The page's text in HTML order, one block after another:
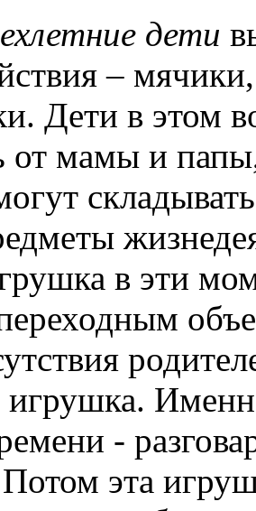
дети
–
Дети в этом
от мамы и
в эти
-
эта